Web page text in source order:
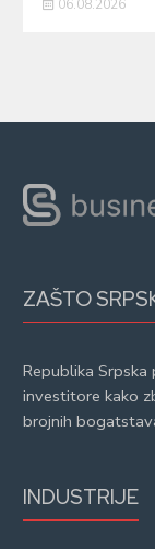
06.08.2026
ZAŠTO
Republika
investitore kako
brojnih
INDUSTRIJE